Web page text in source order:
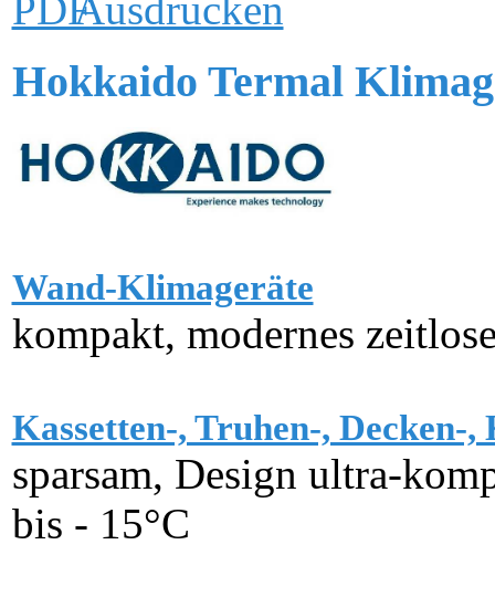
Hokkaido Termal
Wand-Klimageräte
kompakt, modernes
Kassetten-, Truhen-, Decken-
sparsam, Design ultra-
bis - 15°C